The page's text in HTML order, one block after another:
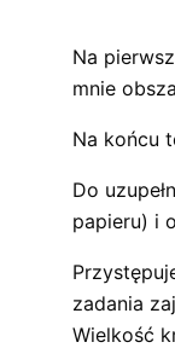
Na
mnie
Na końcu
Do
papieru) i
zadania
Wielkość